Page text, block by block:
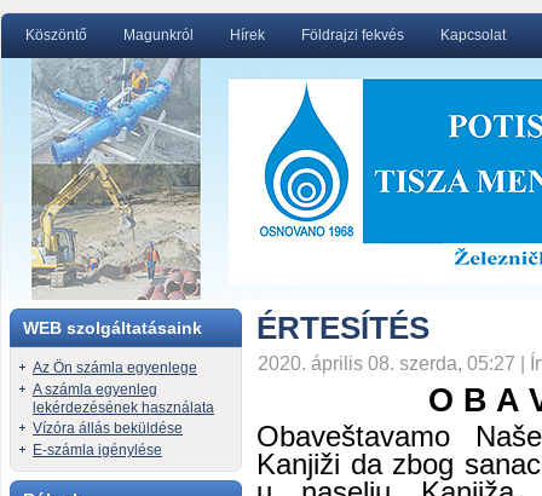
Köszöntő Magunkról Hírek Földrajzi fekvés Kapcsolat
WEB szolgáltatásaink
Az Ön számla egyenlege
A számla egyenleg
lekérdezésének használata
Vízóra állás beküldése
E-számla igénylése
ÉRTESÍTÉS
2020. április 08. szerda, 05:27 |
O B A
Obaveštavamo
Kanjiži dazbog